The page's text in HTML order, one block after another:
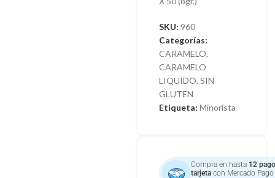
SKU: 960
Categorías:
CARAMELO,
CARAMELO
LIQUIDO, SIN
GLUTEN
Etiqueta: Minorista
Compra en hasta 12
tarjetacon Mercado Pago